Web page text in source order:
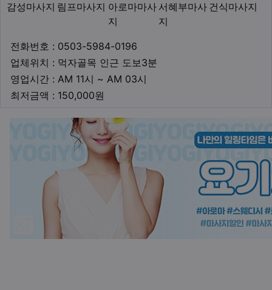
감성마사지 림프마사지 아로마마사
지
서혜부마사
지
건식마사지
전화번호 : 0503-5984-0196
업체위치 : 먹자골목 인근 도보3분
영업시간 : AM 11시 ~ AM 03시
최저금액 : 150,000원